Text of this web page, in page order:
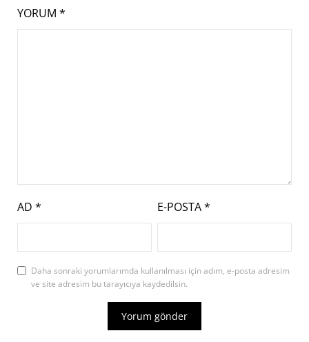
YORUM *
AD * E-POSTA*
Daha sonraki yorumlarımda kullanılması için adım, e-posta adresim
ve site adresim bu tarayıcıya kaydedilsin.